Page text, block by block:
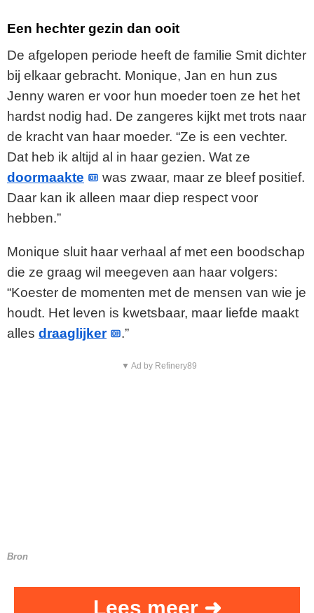
Een hechter gezin dan ooit
De afgelopen periode heeft de familie Smit dichter
bij elkaar gebracht. Monique, Jan en hun zus
Jenny waren er voor hun moeder toen ze het het
hardst nodig had. De zangeres kijkt met trots naar
de kracht van haar moeder. “Ze is een vechter.
Dat heb ik altijd al in haar gezien. Wat ze
doormaakte
was zwaar, maar ze bleef positief.
Daar kan ik alleen maar diep respect voor
hebben.”
Monique sluit haar verhaal af met een boodschap
die ze graag wil meegeven aan haar volgers:
“Koester de momenten met de mensen van wie je
houdt. Het leven is kwetsbaar, maar liefde maakt
alles draaglijker .”
▼ Ad by Refinery89
Bron
Lees meer ➜